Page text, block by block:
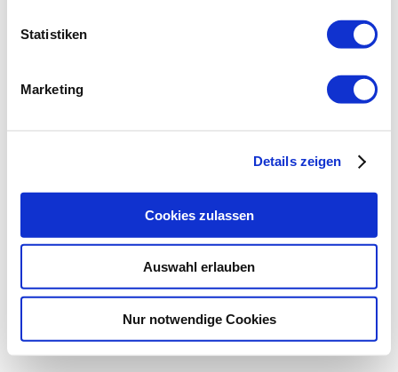
Statistiken
Marketing
Details zeigen
Cookies zulassen
Auswahl erlauben
Nur notwendige Cookies